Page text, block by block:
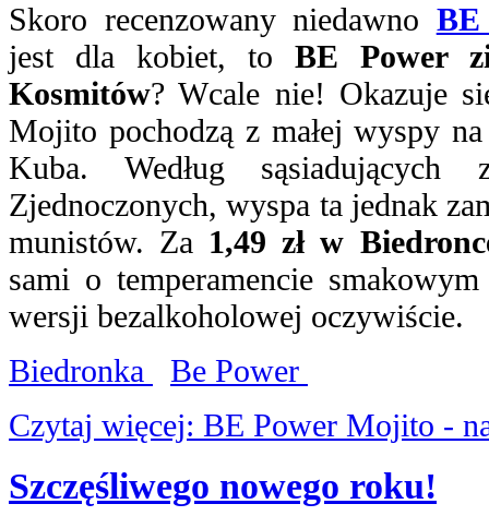
Skoro recenzowany niedawno BE
jest dla kobiet, to BE Power
Kosmitów? Wcale nie! Okazuje
Mojito pochodzą z małej wyspy
Kuba. Według
Zjednoczonych, wyspa ta jednak
munistów. Za 1,49 zł w
sami o temperamencie
wersji bezalkoholowej oczywiście.
Biedronka
Be Power
Czytaj więcej: BE Power Mojito -
Szczęśliwego nowego roku!